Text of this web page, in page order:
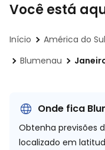
Você está
Início América do Sul
Blumenau
Onde fica
Obtenha previsões
localizado em